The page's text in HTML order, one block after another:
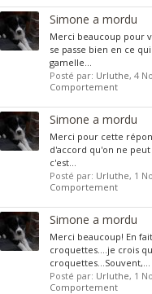
Simone a mordu
Merci beaucoup pour
se passe bien en ce
gamelle...
Posté par: Urluthe, 4
Comportement
Simone a mordu
Merci pour cette
d'accord qu'on ne
c'est...
Posté par: Urluthe, 1
Comportement
Simone a mordu
Merci beaucoup! En
croquettes....je crois
croquettes...Souvent,...
Posté par: Urluthe, 1
Comportement